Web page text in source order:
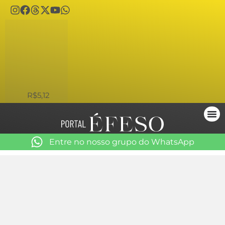
R$5,12
Entre no nosso grupo do WhatsApp